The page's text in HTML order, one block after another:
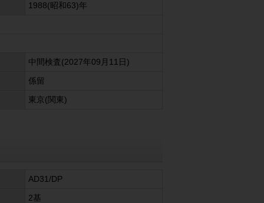
1988(昭和63)年
中間検査(2027年09月11日)
係留
東京(関東)
AD31/DP
2基